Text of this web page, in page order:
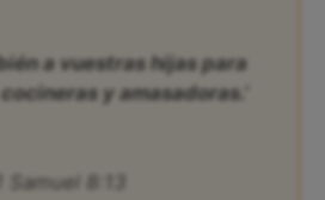
a vuestras hijas para
y amasadoras.’
1 Samuel 8:13